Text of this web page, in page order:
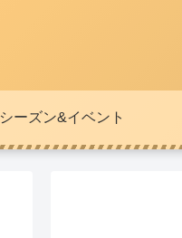
シーズン&イベント